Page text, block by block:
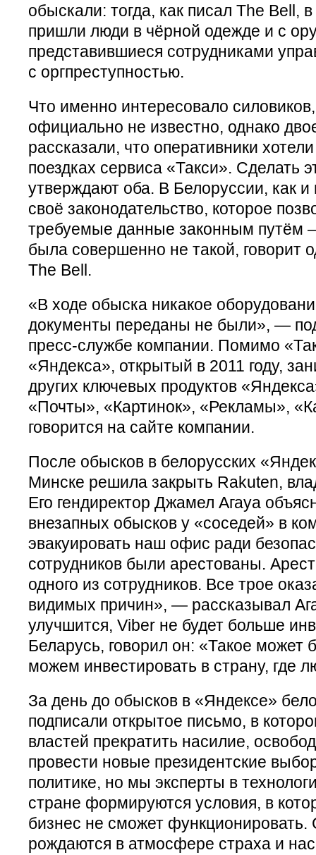
обыскали: тогда, как писал The Bell,
пришли люди в чёрной одежде и с
представившиеся сотрудниками
с оргпреступностью.
Что именно интересовало
официально не известно, однако
рассказали, что оперативники
поездках сервиса «Такси». Сделать
утверждают оба. В Белоруссии, как и
своё законодательство, которое
требуемые данные законным путём
была совершенно не такой, говорит
The Bell.
«В ходе обыска никакое
документы переданы не были», —
пресс-службе компании. Помимо
«Яндекса», открытый в 2011 году,
других ключевых продуктов
«Почты», «Картинок», «Рекламы»,
говорится на сайте компании.
После обысков в белорусских
Минске решила закрыть Rakuten,
Его гендиректор Джамел Агауа
внезапных обысков у «соседей» в
эвакуировать наш офис ради
сотрудников были арестованы.
одного из сотрудников. Все трое
видимых причин», — рассказывал
улучшится, Viber не будет больше
Беларусь, говорил он: «Такое может
можем инвестировать в страну, где
За день до обысков в «Яндексе»
подписали открытое письмо, в
властей прекратить насилие,
провести новые президентские
политике, но мы эксперты в
стране формируются условия, в
бизнес не сможет функционировать.
рождаются в атмосфере страха и